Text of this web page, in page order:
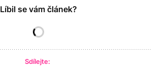
Líbil se vám článek?
Sdílejte: